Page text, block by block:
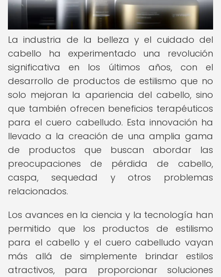
La industria de la belleza y el cuidado del
cabello ha experimentado una revolución
significativa en los últimos años, con el
desarrollo de productos de estilismo que no
solo mejoran la apariencia del cabello, sino
que también ofrecen beneficios terapéuticos
para el cuero cabelludo. Esta innovación ha
llevado a la creación de una amplia gama
de productos que buscan abordar las
preocupaciones de pérdida de cabello,
caspa, sequedad y otros problemas
relacionados.
Los avances en la ciencia y la tecnología han
permitido que los productos de estilismo
para el cabello y el cuero cabelludo vayan
más allá de simplemente brindar estilos
atractivos, para proporcionar soluciones